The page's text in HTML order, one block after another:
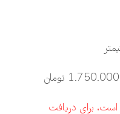
متفاوت است، برای دریافت